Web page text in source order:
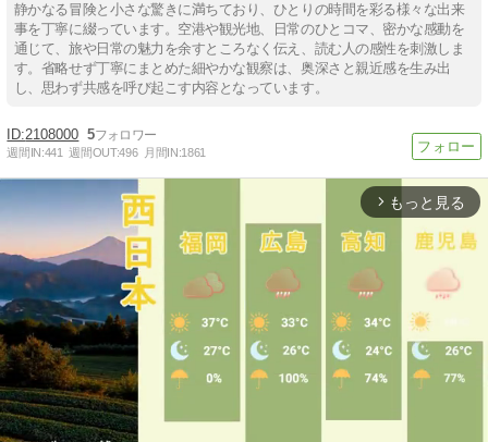
静かなる冒険と小さな驚きに満ちており、ひとりの時間を彩る様々な出来
事を丁寧に綴っています。空港や観光地、日常のひとコマ、密かな感動を
通じて、旅や日常の魅力を余すところなく伝え、読む人の感性を刺激しま
す。省略せず丁寧にまとめた細やかな観察は、奥深さと親近感を生み出
し、思わず共感を呼び起こす内容となっています。
2108000 5
週間IN:441 週間OUT:496 月間IN:1861
arrow_forward_ios もっと見る